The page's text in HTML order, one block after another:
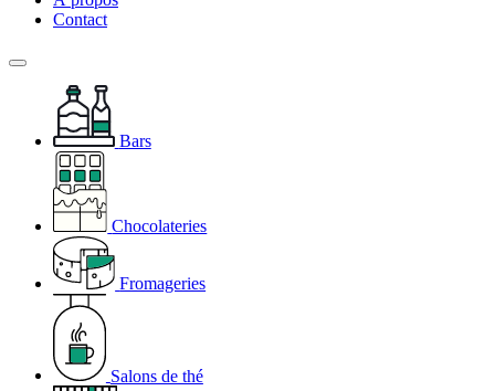
Contact
Bars
Chocolateries
Fromageries
Salons de thé